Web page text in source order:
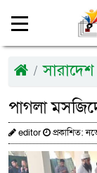
সারাদেশ
পাগলা
editor প্রকাশিত: